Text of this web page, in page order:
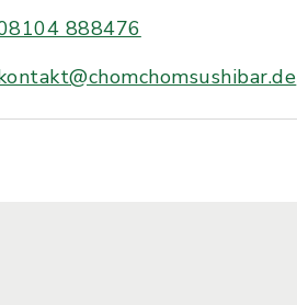
888476